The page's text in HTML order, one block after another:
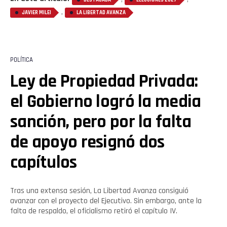
JAVIER MILEI , LA LIBERTAD AVANZA
POLÍTICA
Ley de Propiedad Privada:
el Gobierno logró la media
sanción, pero por la falta
de apoyo resignó dos
capítulos
Tras una extensa sesión, La Libertad Avanza consiguió
avanzar con el proyecto del Ejecutivo. Sin embargo, ante la
falta de respaldo, el oficialismo retiró el capítulo IV.
Flipboard